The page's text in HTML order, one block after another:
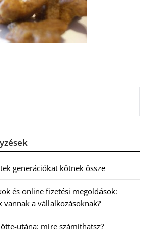
generációkat kötnek össze
és online fizetési megoldások:
vannak a vállalkozásoknak?
utána: mire számíthatsz?